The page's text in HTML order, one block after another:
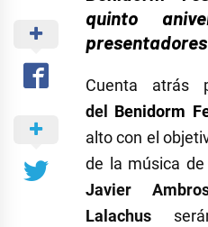
quinto
Cuenta
del
Benidorm
alto con el
de la música
Javier
Lalachus